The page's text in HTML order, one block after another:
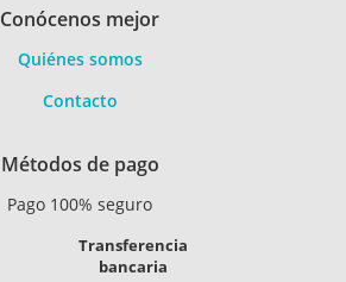
Conócenos mejor
Quiénes somos
Contacto
Métodos de pago
Pago 100% seguro
Transferencia
bancaria